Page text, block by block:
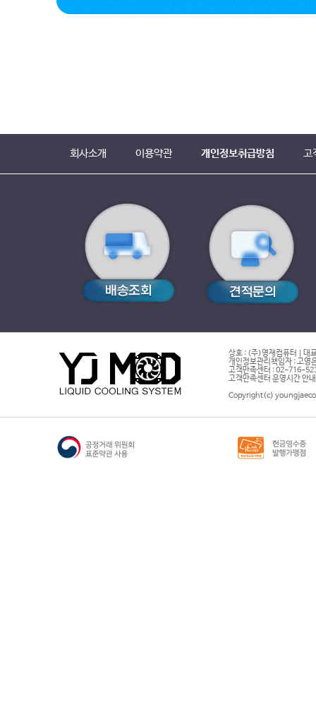
회사소개 이용약관 개인정보취급방침 고
상호 : (주)영재컴퓨터 | 대
개인정보관리책임자 : 고영
고객만족센터 : 02-716-
고객만족센터 운영시간 안
Copyright(c)